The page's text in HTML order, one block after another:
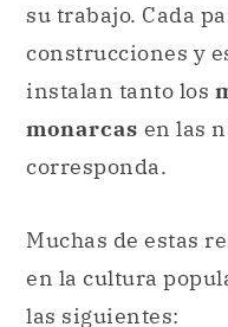
su trabajo. Cada
construcciones y
instalan tanto los
monarcas en las
corresponda.
Muchas de estas
en la cultura
las siguientes: